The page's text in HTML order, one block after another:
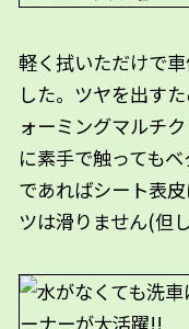
軽く拭いただけで
した。ツヤを出す
ォーミングマルチ
に素手で触っても
であればシート表
ツは滑りません(但